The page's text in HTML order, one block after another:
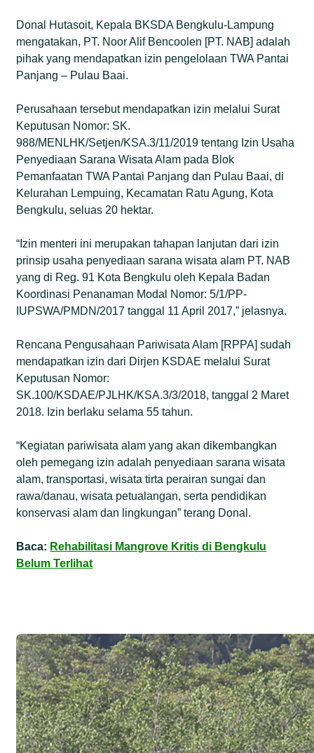
Donal Hutasoit, Kepala BKSDA Bengkulu-Lampung
mengatakan, PT. Noor Alif Bencoolen [PT. NAB] adalah
pihak yang mendapatkan izin pengelolaan TWA Pantai
Panjang – Pulau Baai.
Perusahaan tersebut mendapatkan izin melalui Surat
Keputusan Nomor: SK.
988/MENLHK/Setjen/KSA.3/11/2019 tentang Izin Usaha
Penyediaan Sarana Wisata Alam pada Blok
Pemanfaatan TWA Pantai Panjang dan Pulau Baai, di
Kelurahan Lempuing, Kecamatan Ratu Agung, Kota
Bengkulu, seluas 20 hektar.
“Izin menteri ini merupakan tahapan lanjutan dari izin
prinsip usaha penyediaan sarana wisata alam PT. NAB
yang di Reg. 91 Kota Bengkulu oleh Kepala Badan
Koordinasi Penanaman Modal Nomor: 5/1/PP-
IUPSWA/PMDN/2017 tanggal 11 April 2017,” jelasnya.
Rencana Pengusahaan Pariwisata Alam [RPPA] sudah
mendapatkan izin dari Dirjen KSDAE melalui Surat
Keputusan Nomor:
SK.100/KSDAE/PJLHK/KSA.3/3/2018, tanggal 2 Maret
2018. Izin berlaku selama 55 tahun.
“Kegiatan pariwisata alam yang akan dikembangkan
oleh pemegang izin adalah penyediaan sarana wisata
alam, transportasi, wisata tirta perairan sungai dan
rawa/danau, wisata petualangan, serta pendidikan
konservasi alam dan lingkungan” terang Donal.
Baca: Rehabilitasi Mangrove Kritis di Bengkulu
Belum Terlihat